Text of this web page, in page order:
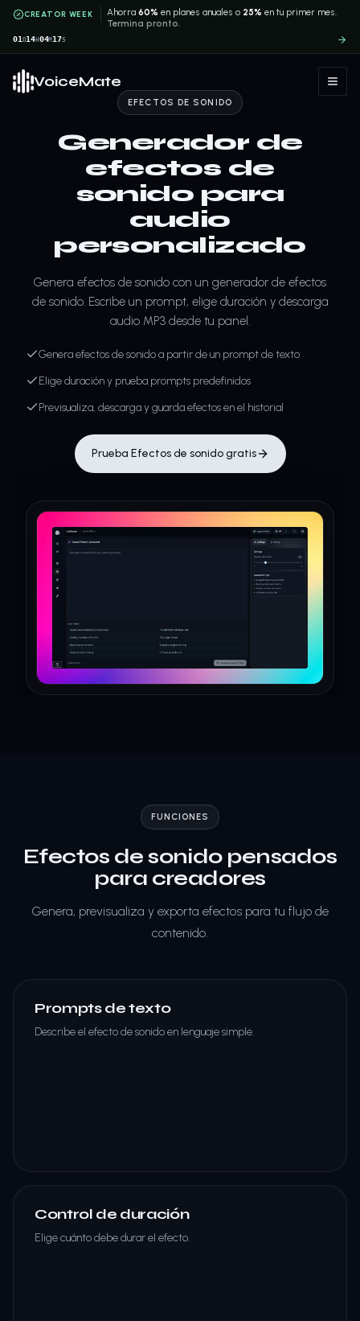
CREATOR WEEK Ahorra60% en planes anuales o 25% en tu primer mes.
Termina pronto.
01D14H 04M 16S
VoiceMate
EFECTOS DE SONIDO
Generador de
efectos de
sonido para
audio
personalizado
Genera efectos de sonido con un generador de efectos
de sonido. Escribe un prompt, elige duración y descarga
audio MP3 desde tu panel.
Genera efectos de sonido a partir de un prompt de texto
Elige duración y prueba prompts predefinidos
Previsualiza, descarga y guarda efectos en el historial
Prueba Efectos de sonido gratis
FUNCIONES
Efectos de sonido pensados
para creadores
Genera, previsualiza y exporta efectos para tu flujo de
contenido.
Prompts de texto
Describe el efecto de sonido en lenguaje simple.
Control de duración
Elige cuánto debe durar el efecto.